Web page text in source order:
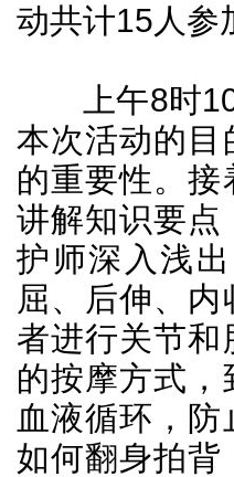
动共计15人参
上午8时
本次活动的目
的重要性。
讲解知识要点
护师深入浅
屈、后伸、
者进行关节
的按摩方式
血液循环，
如何翻身拍背